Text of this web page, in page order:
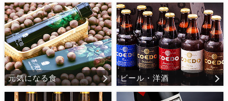
元気になる食 ビール・洋酒